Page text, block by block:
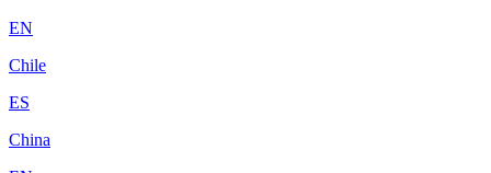
EN
Chile
ES
China